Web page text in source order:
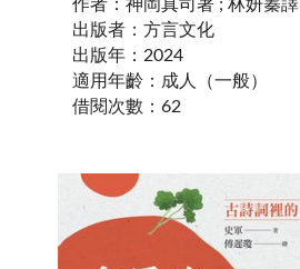
作者： 神岡真司著 ; 林妍蓁譯
出版者： 方言文化
出版年： 2024
適用年齡： 成人（一般）
借閱次數 ： 62